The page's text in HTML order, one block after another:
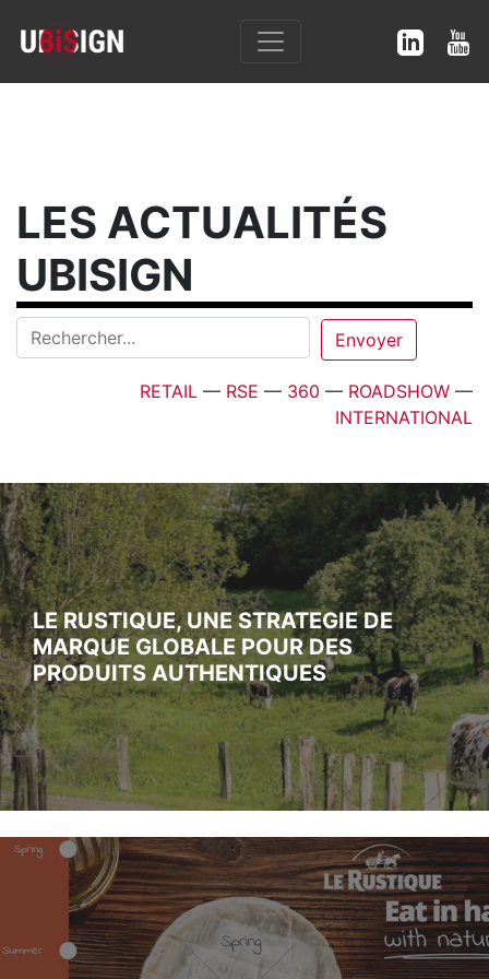
LES ACTUALITÉS
UBISIGN
RETAIL — RSE — 360 — ROADSHOW —
INTERNATIONAL
LE RUSTIQUE, UNE STRATEGIE DE
MARQUE GLOBALE POUR DES
PRODUITS AUTHENTIQUES